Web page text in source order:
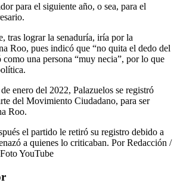
para el siguiente año, o sea, para el
tras lograr la senaduría, iría por la
Roo, pues indicó que “no quita el dedo del
una persona “muy necia”, por lo que
enero del 2022, Palazuelos se registró
del Movimiento Ciudadano, para ser
Roo.
el partido le retiró su registro debido a
a quienes lo criticaban. Por Redacción /
YouTube